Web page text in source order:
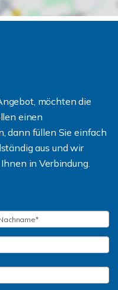
möchten die
einen
dann füllen Sie einfach
aus und wir
in Verbindung.